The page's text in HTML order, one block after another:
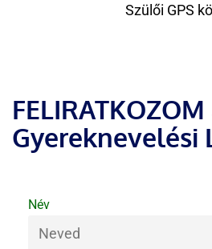
Szülői GPS
FELIRATKOZOM
Gyereknevelési
Név